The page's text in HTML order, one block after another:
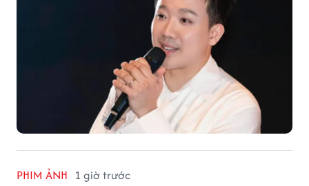
PHIM ẢNH 1 giờ trước